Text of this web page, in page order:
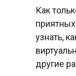
Как
узнать,
другие